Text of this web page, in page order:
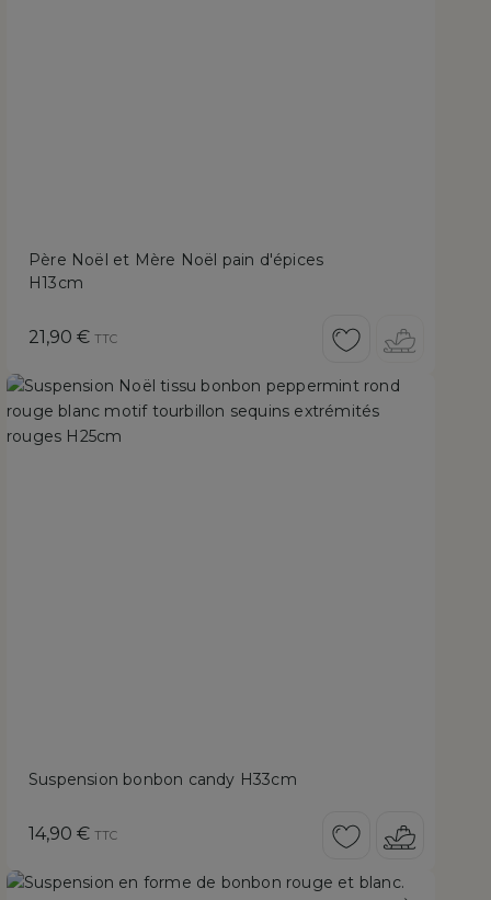
Père Noël et Mère Noël pain d'épices
H13cm
Prix
21,90 € TTC
Suspension bonbon candy H33cm
Prix
14,90 € TTC